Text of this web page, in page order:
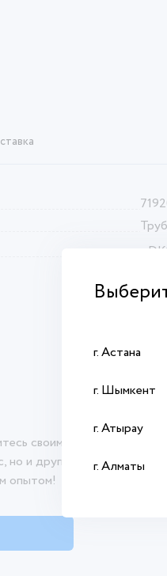
г. Астана
г. Шымкент
г. Атырау
г. Алматы
своими впечатлениями о
и другим покупателям
опытом!